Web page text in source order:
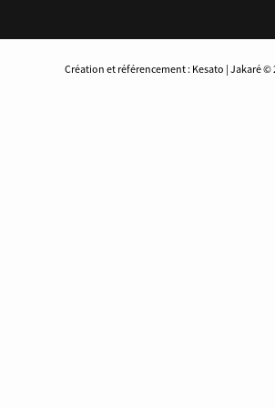
Création et référencement : Kesato | Jakaré ©